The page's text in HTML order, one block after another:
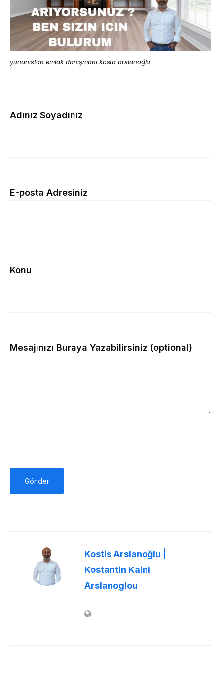
yunanistan emlak danışmanı kosta arslanoğlu
Adınız Soyadınız
E-posta Adresiniz
Konu
Mesajınızı Buraya Yazabilirsiniz (optional)
Kostis Arslanoğlu |
Kostantin Kaini
Arslanoglou